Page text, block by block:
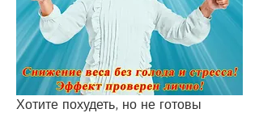
Хотите похудеть, но не готовы